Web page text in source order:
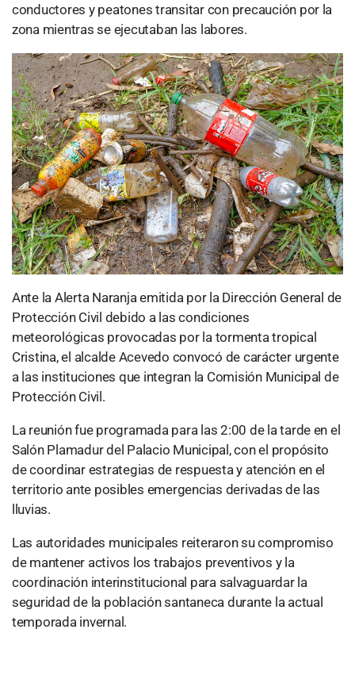
conductores y peatones transitar con precaución por la
zona mientras se ejecutaban las labores.
Ante la Alerta Naranja emitida por la Dirección General de
Protección Civil debido a las condiciones
meteorológicas provocadas por la tormenta tropical
Cristina, el alcalde Acevedo convocó de carácter urgente
a las instituciones que integran la Comisión Municipal de
Protección Civil.
La reunión fue programada para las 2:00 de la tarde en el
Salón Plamadur del Palacio Municipal, con el propósito
de coordinar estrategias de respuesta y atención en el
territorio ante posibles emergencias derivadas de las
lluvias.
Las autoridades municipales reiteraron su compromiso
de mantener activos los trabajos preventivos y la
coordinación interinstitucional para salvaguardar la
seguridad de la población santaneca durante la actual
temporada invernal.